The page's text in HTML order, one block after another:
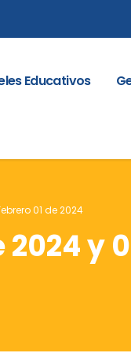
Educativos
01 de 2024
y